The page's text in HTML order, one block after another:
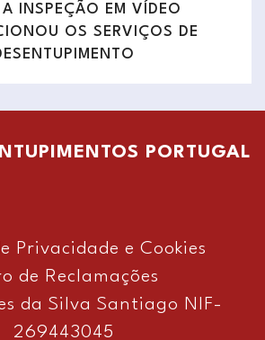
INSPEÇÃO EM VÍDEO
OS SERVIÇOS DE
PORTUGAL
Privacidade e Cookies
de Reclamações
da Silva Santiago NIF-
269443045